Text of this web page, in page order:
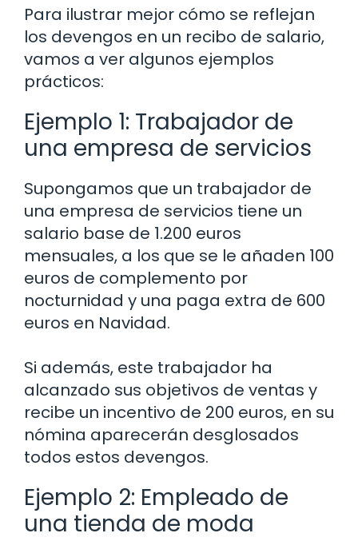
Para ilustrar mejor cómo se reflejan
los devengos en un recibo de salario,
vamos a ver algunos ejemplos
prácticos:
Ejemplo 1: Trabajador de
una empresa de servicios
Supongamos que un trabajador de
una empresa de servicios tiene un
salario base de 1.200 euros
mensuales, a los que se le añaden 100
euros de complemento por
nocturnidad y una paga extra de 600
euros en Navidad.
Si además, este trabajador ha
alcanzado sus objetivos de ventas y
recibe un incentivo de 200 euros, en su
nómina aparecerán desglosados
todos estos devengos.
Ejemplo 2: Empleado de
una tienda de moda